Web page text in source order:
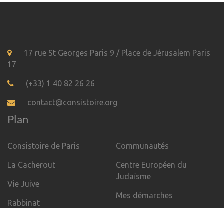
17 rue St Georges Paris 9 / Place de Jérusalem Paris
17
(+33) 1 40 82 26 26
contact@consistoire.org
Plan
Consistoire de Paris
La Cacherout
Vie Juive
Rabbinat
Communautés
Centre Européen du
Judaïsme
Mes démarches